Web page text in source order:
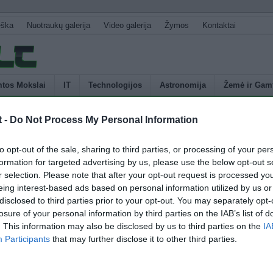
- Do Not Process My Personal Information
opt-out of the sale, sharing to third parties, or processing of your
for targeted advertising by us, please use the below opt-out
selection. Please note that after your opt-out request is processed
interest-based ads based on personal information utilized by us
to third parties prior to your opt-out. You may separately
of your personal information by third parties on the IAB’s list of
This information may also be disclosed by us to third parties on the
Participants that may further disclose it to other third parties.
Nuotraukų galerija Video galerija Žymos Kontaktai
Mokslai IT Technologijos Astronomija Žemė ir
rastos Higgso Bozono užuominos
Higgso bozonas pagaliau apsireiškė Didžiajame protonų greitintuve
(LHC)). Abu pagrindiniai detektoriai, ATLAS ir CMS, pateikė lengvo
užuominas. Jeigu jos pasitvirtins, vienintelė Standartinio modelio skylė
jaudina dar labiau, tai tokios masės Hb – apie 125 gigaelektronvoltų –
[…]